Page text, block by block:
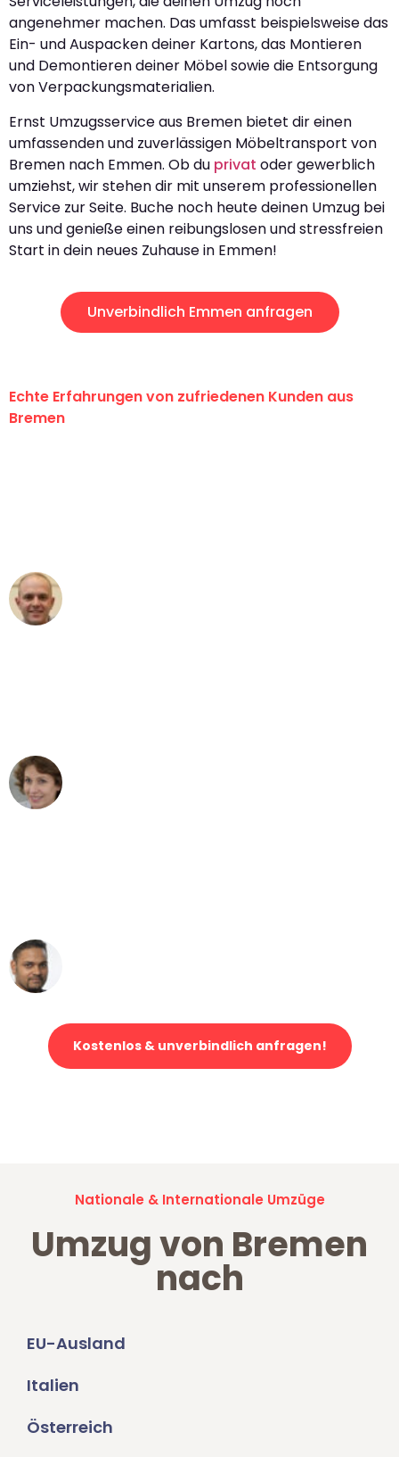
angenehmer machen. Das umfasst beispielsweise das
Ein- und Auspacken deiner Kartons, das Montieren
und Demontieren deiner Möbel sowie die Entsorgung
von Verpackungsmaterialien.
Ernst Umzugsservice aus Bremen bietet dir einen
umfassenden und zuverlässigen Möbeltransport von
Bremen nach Emmen. Ob du privat oder gewerblich
umziehst, wir stehen dir mit unserem professionellen
Service zur Seite. Buche noch heute deinen Umzug bei
uns und genieße einen reibungslosen und stressfreien
Start in dein neues Zuhause in Emmen!
Unverbindlich Emmen anfragen
Echte Erfahrungen von zufriedenen Kunden aus
Bremen
Kostenlos & unverbindlich anfragen!
Nationale & Internationale Umzüge
Umzug von Bremen
nach
EU-Ausland
Italien
Österreich